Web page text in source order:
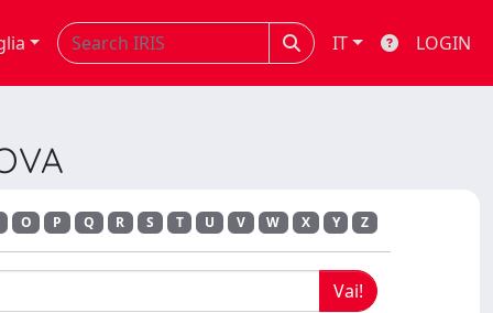
IT LOGIN
O P Q R S T U V W X Y Z